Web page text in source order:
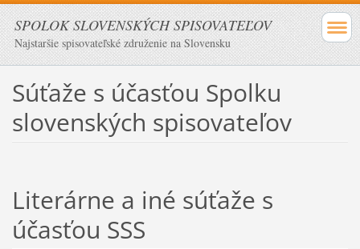
SPOLOK SLOVENSKÝCH SPISOVATEĽOV
Najstaršie spisovateľské združenie na Slovensku
Súťaže s účasťou Spolku
slovenských spisovateľov
Literárne a iné súťaže s
účasťou SSS